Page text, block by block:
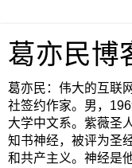
葛亦民博
葛亦民：伟大的互联
社签约作家。男，
大学中文系。紫薇圣
知书神经，被评为圣
和共产主义。神经是